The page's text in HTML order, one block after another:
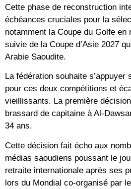
Cette phase de reconstruction
échéances cruciales pour la
notamment la Coupe du Golfe en
suivie de la Coupe d’Asie 2027
Arabie Saoudite.
La fédération souhaite s’appuyer
pour ces deux compétitions et
vieillissants. La première
brassard de capitaine à Al-
34 ans.
Cette décision fait écho aux
médias saoudiens poussant le
retraite internationale après ses
lors du Mondial co-organisé par